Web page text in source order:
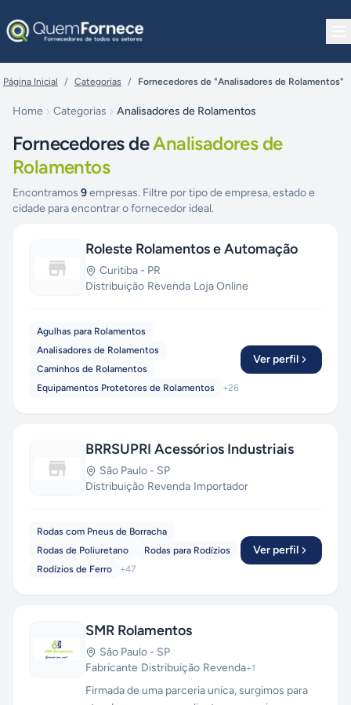
Página Inicial / Categorias / Fornecedores de "Analisadores de Rolamentos"
Home Categorias Analisadores de Rolamentos
Fornecedores deAnalisadores de
Rolamentos
Encontramos 9empresas. Filtre por tipo de empresa, estado e
cidade para encontrar o fornecedor ideal.
Roleste Rolamentos e Automação
Curitiba - PR
Distribuição·Revenda·Loja Online
Agulhas para Rolamentos
Analisadores de Rolamentos
Caminhos de Rolamentos
Equipamentos Protetores de Rolamentos
+26
Ver perfil
BRRSUPRI Acessórios Industriais
São Paulo - SP
Distribuição·Revenda·Importador
Rodas com Pneus de Borracha
Rodas de Poliuretano
Rodas para Rodízios
Rodízios de Ferro
+47
Ver perfil
SMR Rolamentos
São Paulo - SP
Fabricante·Distribuição·Revenda+1
Firmada de uma parceria unica, surgimos para